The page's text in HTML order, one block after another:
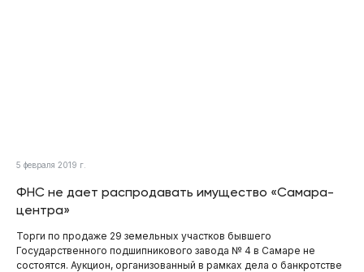
5 февраля 2019 г.
ФНС не дает распродавать имущество «Самара-
центра»
Торги по продаже 29 земельных участков бывшего
Государственного подшипникового завода № 4 в Самаре не
состоятся. Аукцион, организованный в рамках дела о банкротстве